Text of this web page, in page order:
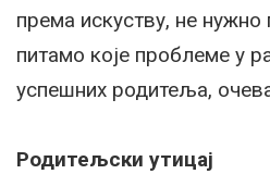
према искуству, не
питамо које проблеме у
успешних родитеља,
Родитељски утицај